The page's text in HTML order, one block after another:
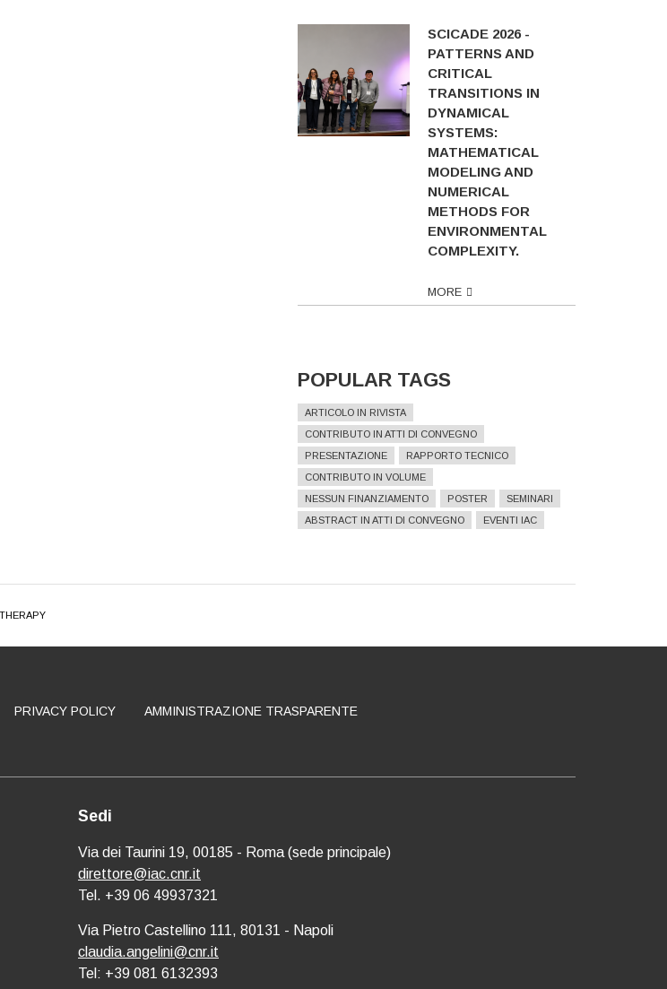
SCICADE 2026 -
PATTERNS AND
CRITICAL
TRANSITIONS IN
DYNAMICAL
SYSTEMS:
MATHEMATICAL
MODELING AND
NUMERICAL
METHODS FOR
ENVIRONMENTAL
COMPLEXITY.
MORE
POPULAR TAGS
ARTICOLO IN RIVISTA
CONTRIBUTO IN ATTI DI CONVEGNO
PRESENTAZIONE
RAPPORTO TECNICO
CONTRIBUTO IN VOLUME
NESSUN FINANZIAMENTO
POSTER
SEMINARI
ABSTRACT IN ATTI DI CONVEGNO
EVENTI IAC
PRIVACY POLICY AMMINISTRAZIONE TRASPARENTE
Sedi
Via dei Taurini 19, 00185 - Roma (sede principale)
direttore@iac.cnr.it
Tel. +39 06 49937321
Via Pietro Castellino 111, 80131 - Napoli
claudia.angelini@cnr.it
Tel: +39 081 6132393